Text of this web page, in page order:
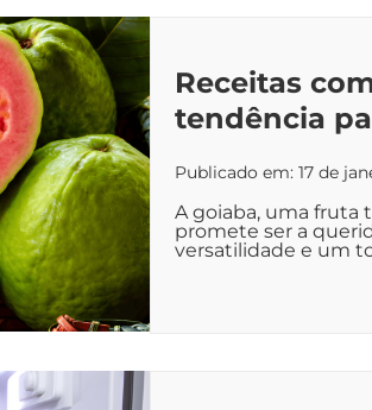
Receitas
tendência
Publicado em: 17 de
A goiaba, uma fruta
promete ser a
versatilidade e um